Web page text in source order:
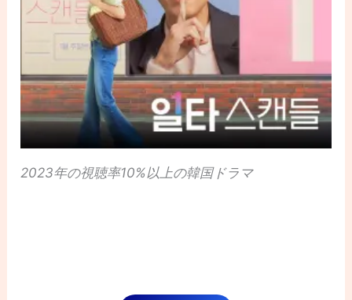
2023年の視聴率10%以上の韓国ドラマ